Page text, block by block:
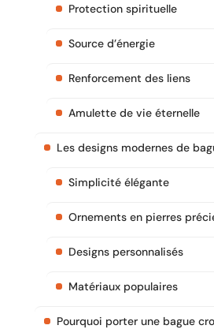
Protection spirituelle
Source d’énergie
Renforcement des liens
Amulette de vie éternelle
Les designs modernes de
Simplicité élégante
Ornements en pierres
Designs personnalisés
Matériaux populaires
Pourquoi porter une bague